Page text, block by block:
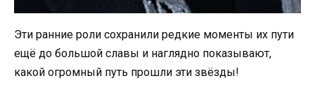
Эти ранние роли сохранили редкие моменты их пути
ещё до большой славы и наглядно показывают,
какой огромный путь прошли эти звёзды!